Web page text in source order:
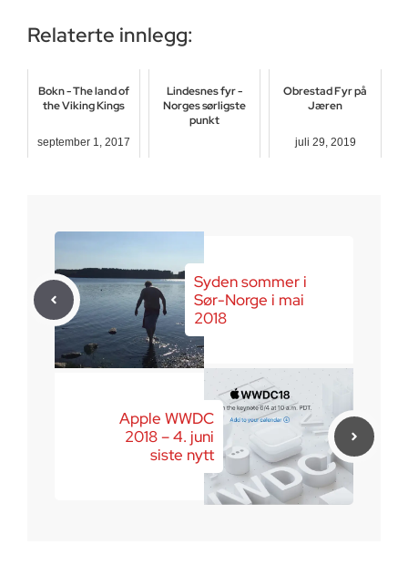
Relaterte innlegg:
Bokn - The land of
the Viking Kings
september 1, 2017
Lindesnes fyr -
Norges sørligste
punkt
Obrestad Fyr på
Jæren
juli 29, 2019
Syden sommer i
Sør-Norge i mai
2018
Apple WWDC
2018 – 4. juni
siste nytt